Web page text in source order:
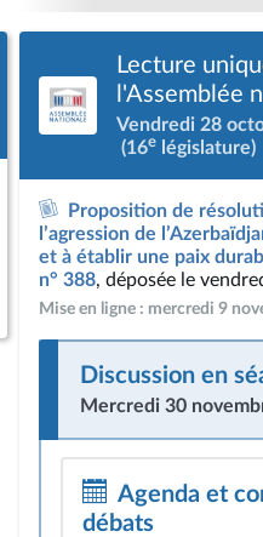
Lecture
l'Assemblée
Vendredi 28
(16e législature)
Proposition de
l’agression de
et à établir une paix
n° 388, déposée le
Mise en ligne : mercredi 9
Discussion en
Mercredi 30
Agenda et
débats